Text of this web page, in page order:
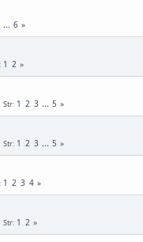
... 6
1 2
Str 1 2 3 ... 5
Str 1 2 3 ... 5
1 2 3 4
Str 1 2